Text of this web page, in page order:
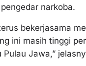
narkoba.
bekerjasama
ini masih tinggi
Pulau Jawa,”